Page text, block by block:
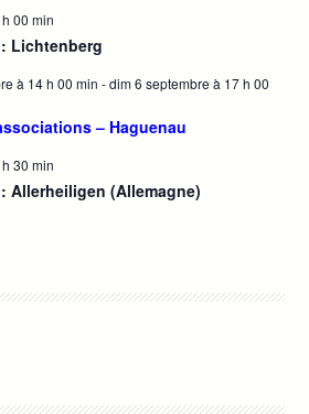
00 min
Lichtenberg
à 14 h 00 min -dim 6 septembre à 17 h 00
– Haguenau
30 min
Allerheiligen (Allemagne)